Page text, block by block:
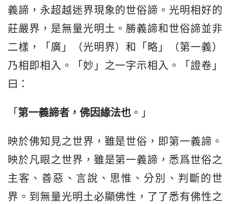
義諦，永超越迷界現象的世俗諦。光明相好的
莊嚴界，是無量光明土。勝義諦和世俗諦並非
二樣，「廣」（光明界）和「略」（第一義）
乃相即相入。「妙」之一字示相入。「證卷」
曰：
「 第一義諦者，佛因緣法也 。」
映於佛知見之世界，雖是世俗，即第一義諦。
映於凡眼之世界，雖是第一義諦，悉爲世俗之
主客、善惡、言說、思惟、分別、判斷的世
界。到無量光明土必顯佛性，了了悉有佛性之